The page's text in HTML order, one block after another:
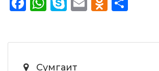
Сумгаит